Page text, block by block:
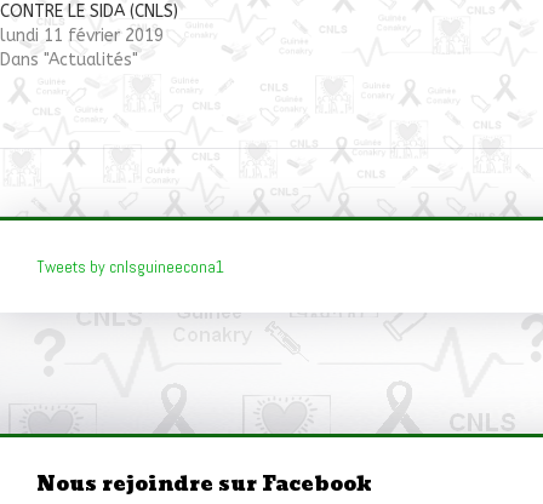
CONTRE LE SIDA (CNLS)
lundi 11 février 2019
Dans "Actualités"
Tweets by cnlsguineecona1
Nous rejoindre sur Facebook